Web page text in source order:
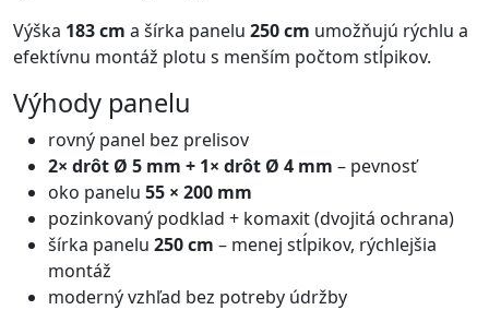
Výška 183 cm a šírka panelu 250 cm umožňujú rýchlu a
efektívnu montáž plotu s menším počtom stĺpikov.
Výhody panelu
rovný panel bez prelisov
2× drôt Ø 5 mm + 1× drôt Ø 4 mm – pevnosť
oko panelu 55 × 200 mm
pozinkovaný podklad + komaxit (dvojitá ochrana)
šírka panelu 250 cm – menej stĺpikov, rýchlejšia
montáž
moderný vzhľad bez potreby údržby